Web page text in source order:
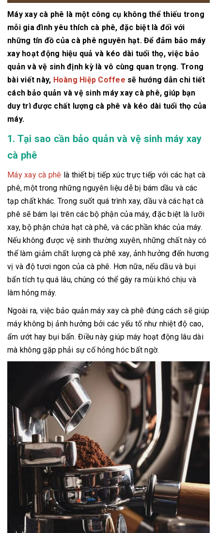
Máy xay cà phê là một công cụ không thể thiếu trong
mỗi gia đình yêu thích cà phê, đặc biệt là đối với
những tín đồ của cà phê nguyên hạt. Để đảm bảo máy
xay hoạt động hiệu quả và kéo dài tuổi thọ, việc bảo
quản và vệ sinh định kỳ là vô cùng quan trọng. Trong
bài viết này, Hoàng Hiệp Coffee sẽ hướng dẫn chi tiết
cách bảo quản và vệ sinh máy xay cà phê, giúp bạn
duy trì được chất lượng cà phê và kéo dài tuổi thọ của
máy.
1. Tại sao cần bảo quản và vệ sinh máy xay
cà phê
Máy xay cà phê là thiết bị tiếp xúc trực tiếp với các hạt cà
phê, một trong những nguyên liệu dễ bị bám dầu và các
tạp chất khác. Trong suốt quá trình xay, dầu và các hạt cà
phê sẽ bám lại trên các bộ phận của máy, đặc biệt là lưỡi
xay, bộ phận chứa hạt cà phê, và các phần khác của máy.
Nếu không được vệ sinh thường xuyên, những chất này có
thể làm giảm chất lượng cà phê xay, ảnh hưởng đến hương
vị và độ tươi ngon của cà phê. Hơn nữa, nếu dầu và bụi
bẩn tích tụ quá lâu, chúng có thể gây ra mùi khó chịu và
làm hỏng máy.
Ngoài ra, việc bảo quản máy xay cà phê đúng cách sẽ giúp
máy không bị ảnh hưởng bởi các yếu tố như nhiệt độ cao,
ẩm ướt hay bụi bẩn. Điều này giúp máy hoạt động lâu dài
mà không gặp phải sự cố hỏng hóc bất ngờ.